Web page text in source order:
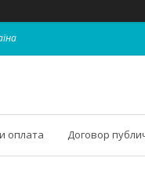
оплата Договор